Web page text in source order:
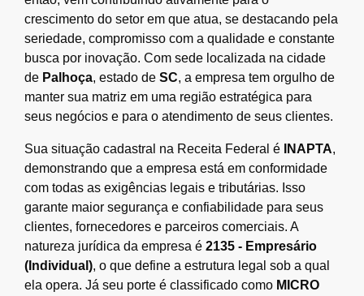
crescimento do setor em que atua, se destacando pela
seriedade, compromisso com a qualidade e constante
busca por inovação. Com sede localizada na cidade
de Palhoça, estado de SC, a empresa tem orgulho de
manter sua matriz em uma região estratégica para
seus negócios e para o atendimento de seus clientes.
Sua situação cadastral na Receita Federal é INAPTA,
demonstrando que a empresa está em conformidade
com todas as exigências legais e tributárias. Isso
garante maior segurança e confiabilidade para seus
clientes, fornecedores e parceiros comerciais. A
natureza jurídica da empresa é 2135 - Empresário
(Individual), o que define a estrutura legal sob a qual
ela opera. Já seu porte é classificado como MICRO